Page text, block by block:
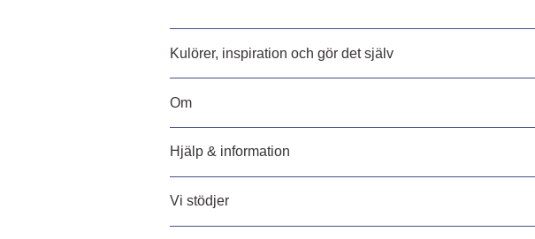
Kulörer, inspiration och gör det själv
Om
Hjälp & information
Vi stödjer